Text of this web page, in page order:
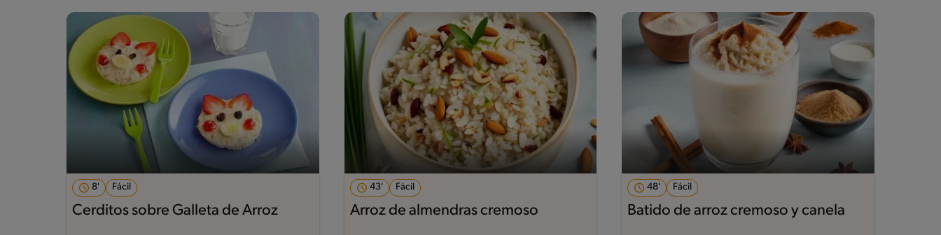
8' Fácil
Cerditos sobre Galleta de Arroz
43' Fácil
Arroz de almendras cremoso
48' Fácil
Batido de arroz cremoso y canela